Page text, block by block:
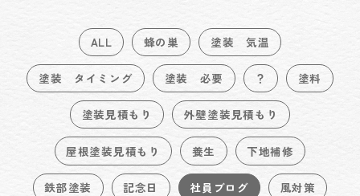
ALL 蜂の巣 塗装 気温
塗装 タイミング 塗装 必要 ？ 塗料
塗装見積もり 外壁塗装見積もり
屋根塗装見積もり 養生 下地補修
鉄部塗装 記念日 社員ブログ 風対策